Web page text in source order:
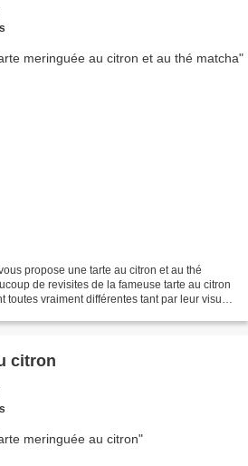
propose une tarte au citron et au thé
de revisites de la fameuse tarte au citron
toutes vraiment différentes tant par leur visuel
citron